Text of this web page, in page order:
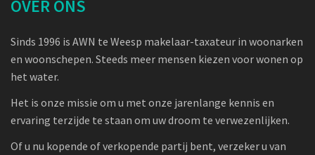
OVER ONS
Sinds 1996 is AWN te Weesp makelaar-taxateur in woonarken
en woonschepen. Steeds meer mensen kiezen voor wonen op
het water.
Het is onze missie om u met onze jarenlange kennis en
ervaring terzijde te staan om uw droom te verwezenlijken.
Of u nu kopende of verkopende partij bent, verzeker u van